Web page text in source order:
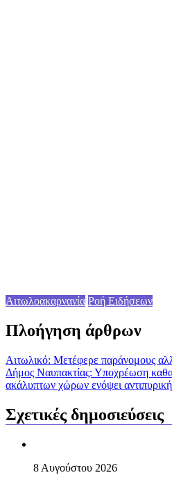
Αιτωλοακαρνανία Ροή Ειδήσεων
Πλοήγηση άρθρων
Aιτωλικό: Mετέφερε παράνομους
Δήμος Ναυπακτίας: Υποχρέωση
ακάλυπτων χώρων ενόψει
Σχετικές δημοσιεύσεις
8 Αυγούστου 2026